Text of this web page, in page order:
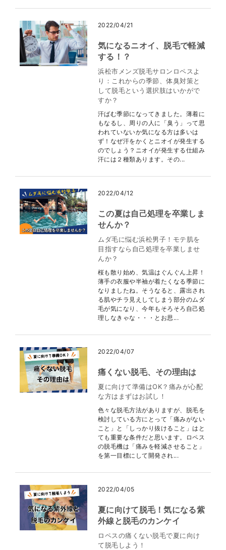
2022/04/21
気になるニオイ、脱毛で軽減
する！？
浜松市メンズ脱毛サロンロペスよ
り：これからの季節、体臭対策と
して脱毛という選択肢はいかがで
すか？
汗ばむ季節になってきました。薄着に
もなるし、周りの人に「臭う」って思
われていないか気になる方は多いは
ず！なぜ汗をかくとニオイが発生する
のでしょう？ニオイが発生する仕組み
汗には２種類あります。その...
2022/04/12
この夏は自己処理を卒業しま
せんか？
ムダ毛に悩む浜松男子！モテ肌を
目指すなら自己処理を卒業しませ
んか？
桜も散り始め、気温はぐんぐん上昇！
薄手の衣服や半袖が着たくなる季節に
なりましたね。そうなると、露出され
る肌やチラ見えしてしまう部分のムダ
毛が気になり、今年もそろそろ自己処
理しなきゃな・・・とお思...
2022/04/07
痛くない脱毛、その理由は
夏に向けて準備はOK？痛みが心配
な方はまずはお試し！
色々な脱毛方法がありますが、脱毛を
検討している方にとって「痛みがない
こと」と「しっかり抜けること」はと
ても重要な条件だと思います。ロペス
の脱毛機は「痛みを軽減させること」
を第一目標にして開発され...
2022/04/05
夏に向けて脱毛！気になる紫
外線と脱毛のカンケイ
ロペスの痛くない脱毛で夏に向け
て脱毛しよう！